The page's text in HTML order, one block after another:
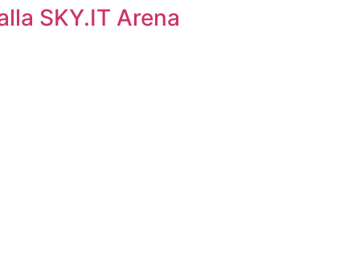
SKY.IT Arena